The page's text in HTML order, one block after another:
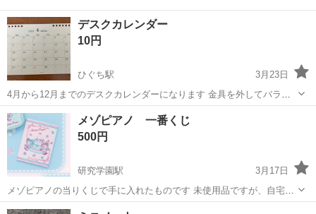
デスクカレンダー
10円
ひぐち駅
3月23日
4月から12月までのデスクカレンダーになります 金具を外してバラバ
ラになっています 使いたい方がいましたらお譲りします 月曜日は真岡
鉄道のひぐち駅 火曜から日曜は昼か夕方に結城市周辺
茨城 筑西市 ひぐち駅 手帳
メゾピアノ 一番くじ
500円
研究学園駅
3月17日
メゾピアノの当りくじで手に入れたものです 未使用品ですが、自宅保
管のため、神経質な方はご遠慮ください。 【ブランド】メゾピアノ
茨城 つくば市 研究学園駅